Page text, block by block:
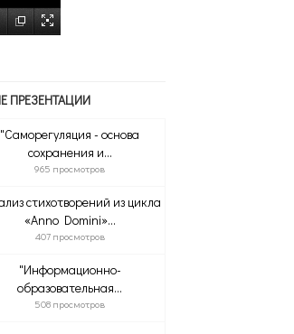
ПРЕЗЕНТАЦИИ
"Саморегуляция - основа
сохранения и...
965 просмотров
стихотворений из цикла
«Anno Domini»...
407 просмотров
"Информационно-
образовательная...
508 просмотров